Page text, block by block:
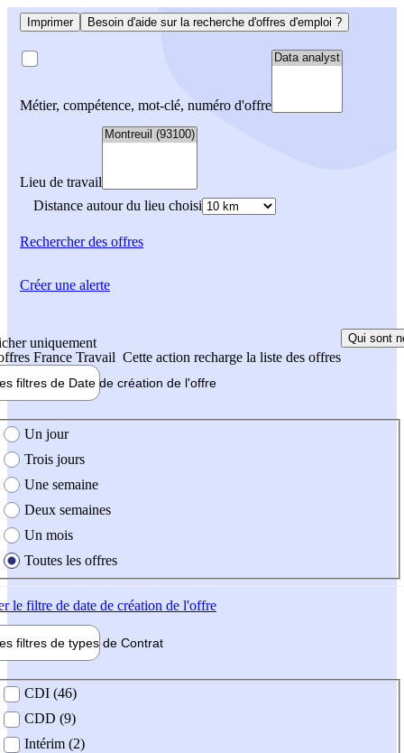
Imprimer Besoin d'aide sur la recherche d'offres d'emploi ?
Métier, compétence, mot-clé, numéro d'offre
Lieu de travail
Distance autour du lieu choisi
Rechercherdes offres
uniquement
France Travail Cette action recharge la liste des offres
Qui sont
filtres de Date de création de l'offre
création de l'offre
Un jour
Trois jours
Une semaine
Deux semaines
Un mois
Toutes les offres
le filtre de date de création de l'offre
filtres de types de Contrat
contrat
CDI (46)
CDD (9)
Intérim (2)
Créer une alerte